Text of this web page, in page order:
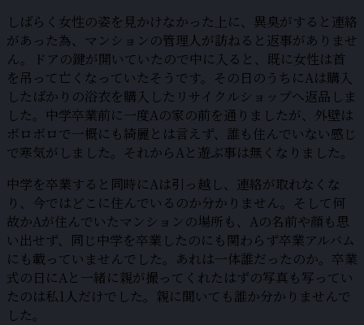
しばらく女性の姿を見かけなかった上に、異臭がすると連絡
があった為、マンションの管理人が訪ねると返事がありませ
ん。ドアの鍵が開いていたので中に入ると、既に女性は首
を吊って亡くなっていたそうです。その日のうちにAは購入
したばかりの浴衣を購入したリサイクルショップへ返品しま
した。中学卒業前に一度Aの家の前を通りましたが、外壁は
ボロボロで一概にも綺麗とは言えず、誰も住んでいない感じ
で寒気がしました。それからAと遊ぶ事は無くなりました。
中学を卒業すると同時にAは引っ越し、連絡が取れなくな
り、今ではどこに住んでいるのか分かりません。そして何
故かAが住んでいたマンションの場所も、Aの名前や顔も思
い出せず、同じ中学を卒業したのにも関わらず卒業アルバム
にも載っていませんでした。あれは一体誰だったのか。卒業
式の日にAと一緒に親が撮ってくれたはずの写真も写ってい
たのは私1人だけでした。親に聞いても誰か分かりませんで
した。